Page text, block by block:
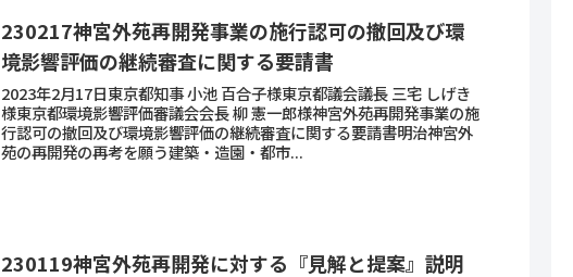
230217神宮外苑再開発事業の施行認可の撤回及び環
境影響評価の継続審査に関する要請書
2023年2月17日東京都知事 小池 百合子様東京都議会議長 三宅 しげき
様東京都環境影響評価審議会会長 柳 憲一郎様神宮外苑再開発事業の施
行認可の撤回及び環境影響評価の継続審査に関する要請書明治神宮外
苑の再開発の再考を願う建築・造園・都市...
230119神宮外苑再開発に対する『見解と提案』説明